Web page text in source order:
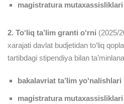
magistratura
2. To‘liq ta’lim granti o‘rni (2025/
xarajati davlat budjetidan to‘liq
tartibdagi stipendiya bilan
bakalavriat ta’lim
magistratura